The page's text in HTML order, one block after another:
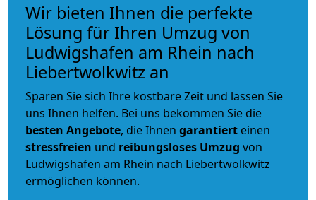
Wir bieten Ihnen die perfekte
Lösung für Ihren Umzug von
Ludwigshafen am Rhein nach
Liebertwolkwitz an
Sparen Sie sich Ihre kostbare Zeit und lassen Sie
uns Ihnen helfen. Bei uns bekommen Sie die
besten Angebote, die Ihnen garantiert einen
stressfreien und reibungsloses Umzug von
Ludwigshafen am Rhein nach Liebertwolkwitz
ermöglichen können.